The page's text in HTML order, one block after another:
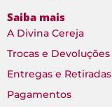
Saiba mais
A Divina Cereja
Trocas e Devoluções
Entregas e Retiradas
Pagamentos